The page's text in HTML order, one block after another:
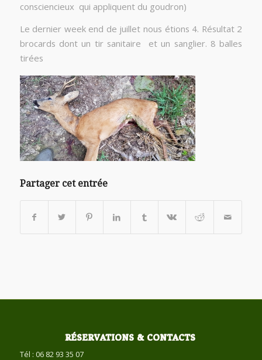
consciencieux qui appliquent du goudron)
Le dernier week end de juillet nous étions 4. Résultat 2
brocards dont un tir sanitaire et un sanglier. 8 balles
tirées
Partager cet entrée
RÉSERVATIONS & CONTACTS
Tél : 06 82 93 35 07